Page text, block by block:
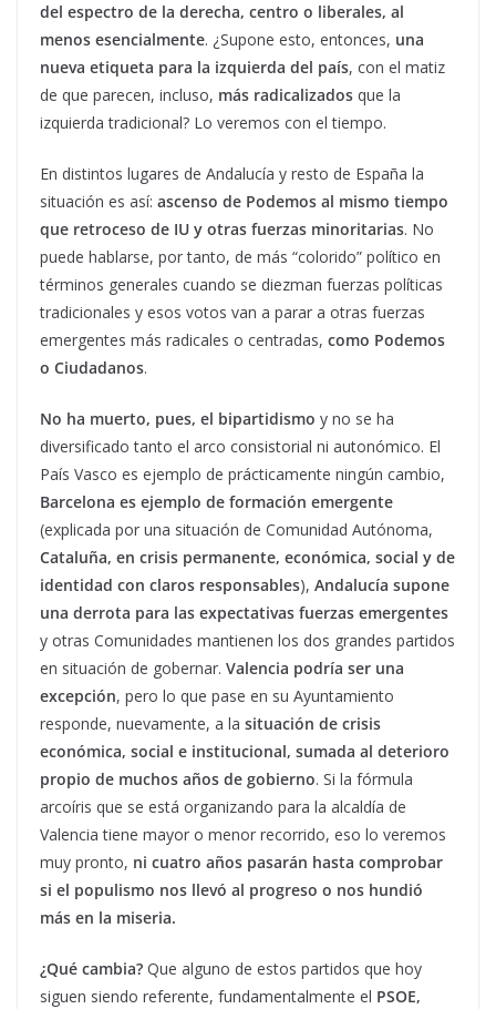
del espectro de la derecha, centro o liberales, al
menos esencialmente. ¿Supone esto, entonces, una
nueva etiqueta para la izquierda del país, con el matiz
de que parecen, incluso, más radicalizados que la
izquierda tradicional? Lo veremos con el tiempo.
En distintos lugares de Andalucía y resto de España la
situación es así: ascenso de Podemos al mismo tiempo
que retroceso de IU y otras fuerzas minoritarias. No
puede hablarse, por tanto, de más “colorido” político en
términos generales cuando se diezman fuerzas políticas
tradicionales y esos votos van a parar a otras fuerzas
emergentes más radicales o centradas, como Podemos
o Ciudadanos.
No ha muerto, pues, el bipartidismo y no se ha
diversificado tanto el arco consistorial ni autonómico. El
País Vasco es ejemplo de prácticamente ningún cambio,
Barcelona es ejemplo de formación emergente
(explicada por una situación de Comunidad Autónoma,
Cataluña, en crisis permanente, económica, social y de
identidad con claros responsables), Andalucía supone
una derrota para las expectativas fuerzas emergentes
y otras Comunidades mantienen los dos grandes partidos
en situación de gobernar. Valencia podría ser una
excepción, pero lo que pase en su Ayuntamiento
responde, nuevamente, a la situación de crisis
económica, social e institucional, sumada al deterioro
propio de muchos años de gobierno. Si la fórmula
arcoíris que se está organizando para la alcaldía de
Valencia tiene mayor o menor recorrido, eso lo veremos
muy pronto, ni cuatro años pasarán hasta comprobar
si el populismo nos llevó al progreso o nos hundió
más en la miseria.
¿Qué cambia? Que alguno de estos partidos que hoy
siguen siendo referente, fundamentalmente el PSOE,